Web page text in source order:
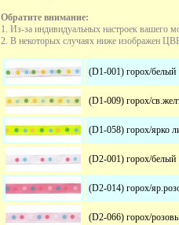
Обратите внимание:
1. Из-за индивидуальных настроек вашего
2. В некоторых случаях ниже изображен
(D1-001) горох/белый
(D1-009) горох/
(D1-058) горох/ярко
(D2-001) горох/белый
(D2-014) горох/
(D2-066) горох/